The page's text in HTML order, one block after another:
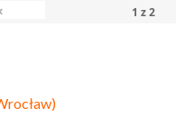
‹ 1 z2